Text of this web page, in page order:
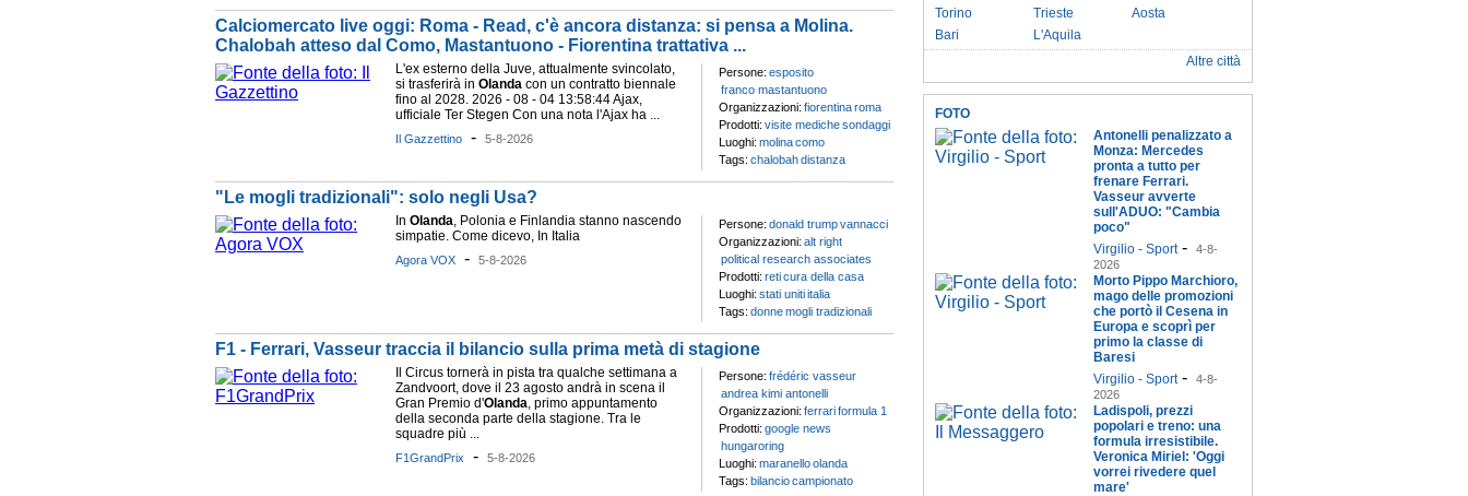
Calciomercato live oggi: Roma - Read, c'è ancora distanza: si pensa a Molina.
Chalobah atteso dal Como, Mastantuono - Fiorentina trattativa ...
L'ex esterno della Juve, attualmente svincolato,
si trasferirà in Olanda con un contratto biennale
fino al 2028. 2026 - 08 - 04 13:58:44 Ajax,
ufficiale Ter Stegen Con una nota l'Ajax ha ...
Il Gazzettino - 5-8-2026
Persone: esposito
franco mastantuono
Organizzazioni: fiorentinaroma
Prodotti: visite medichesondaggi
Luoghi: molinacomo
Tags: chalobahdistanza
"Le mogli tradizionali": solo negli Usa?
In Olanda, Polonia e Finlandia stanno nascendo
simpatie. Come dicevo, In Italia
Agora VOX - 5-8-2026
Persone: donald trumpvannacci
Organizzazioni: alt right
political research associates
Prodotti: reticura della casa
Luoghi: stati unitiitalia
Tags: donnemogli tradizionali
F1 - Ferrari, Vasseur traccia il bilancio sulla prima metà di stagione
Il Circus tornerà in pista tra qualche settimana a
Zandvoort, dove il 23 agosto andrà in scena il
Gran Premio d'Olanda, primo appuntamento
della seconda parte della stagione. Tra le
squadre più ...
F1GrandPrix - 5-8-2026
Persone: frédéric vasseur
andrea kimi antonelli
Organizzazioni: ferrariformula 1
Prodotti: google news
hungaroring
Luoghi: maranelloolanda
Tags: bilanciocampionato
Torino
Bari
Trieste
L'Aquila
Aosta
Altre città
FOTO
Antonelli penalizzato a
Monza: Mercedes
pronta a tutto per
frenare Ferrari.
Vasseur avverte
sull'ADUO: "Cambia
poco"
Virgilio - Sport-
4-8-
2026
Morto Pippo Marchioro,
mago delle promozioni
che portò il Cesena in
Europa e scoprì per
primo la classe di
Baresi
Virgilio - Sport-
4-8-
2026
Ladispoli, prezzi
popolari e treno: una
formula irresistibile.
Veronica Miriel: 'Oggi
vorrei rivedere quel
mare'